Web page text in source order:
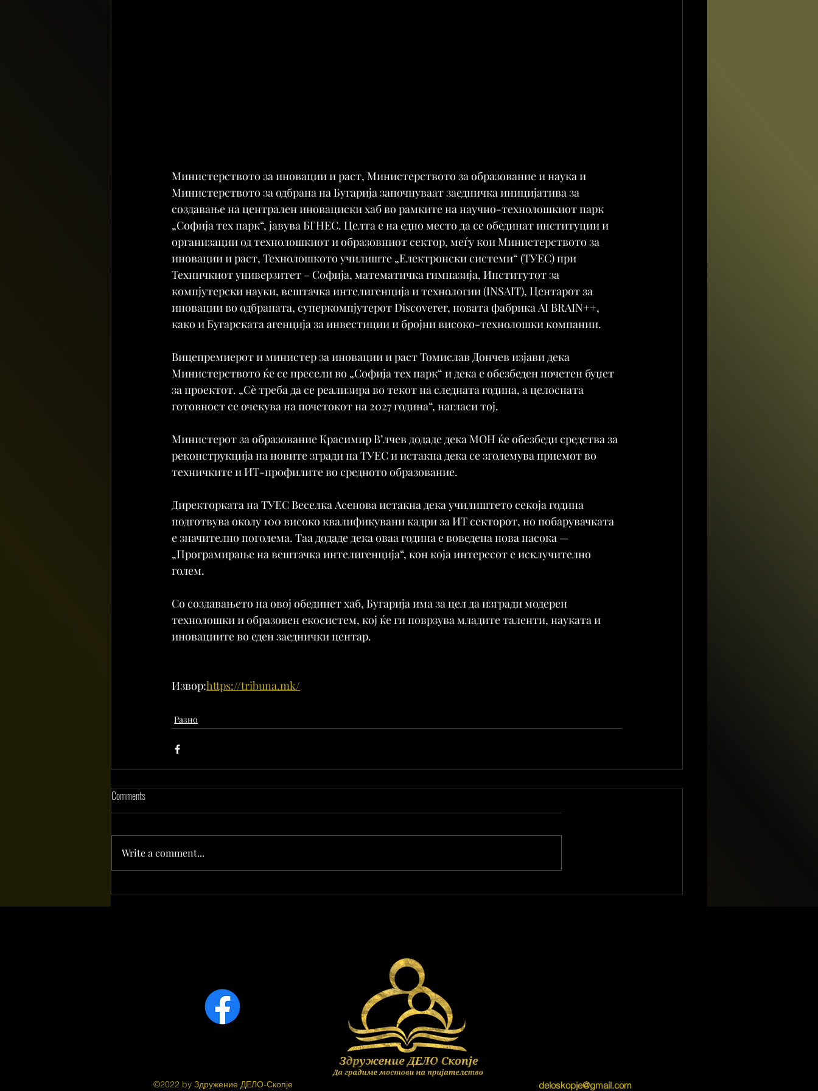
Министерството за иновации и раст, Министерството за образование и наука и
Министерството за одбрана на Бугарија започнуваат заедничка иницијатива за
создавање на централен иновациски хаб во рамките на научно-технолошкиот парк
„Софија тех парк“, јавува БГНЕС. Целта е на едно место да се обединат институции и
организации од технолошкиот и образовниот сектор, меѓу кои Министерството за
иновации и раст, Технолошкото училиште „Електронски системи“ (ТУЕС) при
Техничкиот универзитет – Софија, математичка гимназија, Институтот за
компјутерски науки, вештачка интелигенција и технологии (INSAIT), Центарот за
иновации во одбраната, суперкомпјутерот Discoverer, новата фабрика AI BRAIN++,
како и Бугарската агенција за инвестиции и бројни високо-технолошки компании.
Вицепремиерот и министер за иновации и раст Томислав Дончев изјави дека
Министерството ќе се пресели во „Софија тех парк“ и дека е обезбеден почетен буџет
за проектот. „Сè треба да се реализира во текот на следната година, а целосната
готовност се очекува на почетокот на 2027 година“, нагласи тој.
Министерот за образование Красимир В’лчев додаде дека МОН ќе обезбеди средства за
реконструкција на новите згради на ТУЕС и истакна дека се зголемува приемот во
техничките и ИТ-профилите во средното образование.
Директорката на ТУЕС Веселка Асенова истакна дека училиштето секоја година
подготвува околу 100 високо квалификувани кадри за ИТ секторот, но побарувачката
е значително поголема. Таа додаде дека оваа година е воведена нова насока —
„Програмирање на вештачка интелигенција“, кон која интересот е исклучително
голем.
Со создавањето на овој обединет хаб, Бугарија има за цел да изгради модерен
технолошки и образовен екосистем, кој ќе ги поврзува младите таленти, науката и
иновациите во еден заеднички центар.
Извор:https://tribuna.mk/
Разно
Comments
Write a comment...
©2022 by Здружение ДЕЛО-Скопје deloskopje@gmail.com